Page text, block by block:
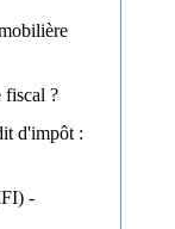
fiscal ?
d'impôt :
-